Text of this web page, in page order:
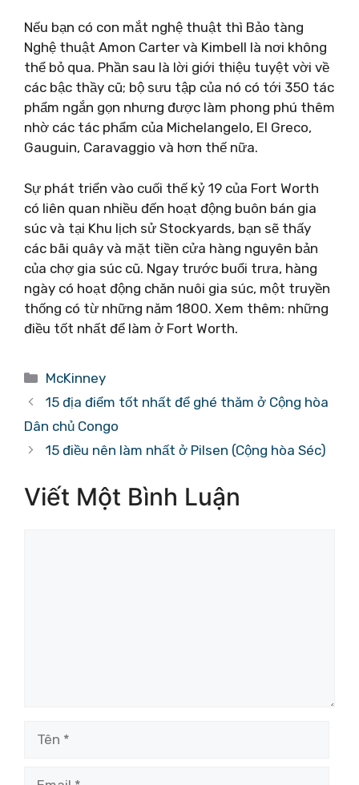
Nếu bạn có con mắt nghệ thuật thì Bảo tàng
Nghệ thuật Amon Carter và Kimbell là nơi không
thể bỏ qua. Phần sau là lời giới thiệu tuyệt vời về
các bậc thầy cũ; bộ sưu tập của nó có tới 350 tác
phẩm ngắn gọn nhưng được làm phong phú thêm
nhờ các tác phẩm của Michelangelo, El Greco,
Gauguin, Caravaggio và hơn thế nữa.
Sự phát triển vào cuối thế kỷ 19 của Fort Worth
có liên quan nhiều đến hoạt động buôn bán gia
súc và tại Khu lịch sử Stockyards, bạn sẽ thấy
các bãi quây và mặt tiền cửa hàng nguyên bản
của chợ gia súc cũ. Ngay trước buổi trưa, hàng
ngày có hoạt động chăn nuôi gia súc, một truyền
thống có từ những năm 1800. Xem thêm: những
điều tốt nhất để làm ở Fort Worth.
Danh
mục
McKinney
15 địa điểm tốt nhất để ghé thăm ở Cộng hòa
Dân chủ Congo
15 điều nên làm nhất ở Pilsen (Cộng hòa Séc)
Viết Một Bình Luận